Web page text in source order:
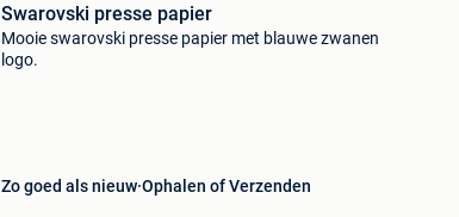
Swarovski presse papier
Mooie swarovski presse papier met blauwe zwanen
logo.
Zo goed als nieuw Ophalen of Verzenden